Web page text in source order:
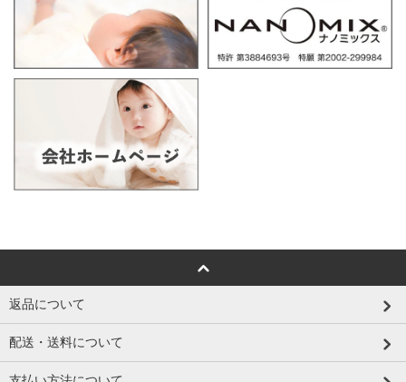
返品について
配送・送料について